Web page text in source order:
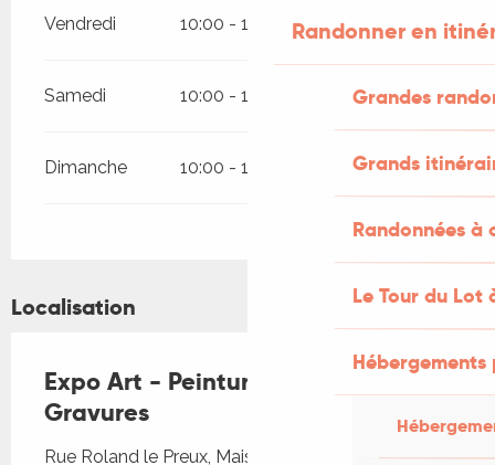
Randonner en
Grandes
Grands
Randonnées
Le Tour du Lot
Vendredi 10:00 - 19:00
Samedi 10:00 - 19:00
Dimanche 10:00 - 19:00
Localisation
Expo Art - Peintures, Sculpture,
Gravures
Rue Roland le Preux, Maison Mazot, Rue Roland